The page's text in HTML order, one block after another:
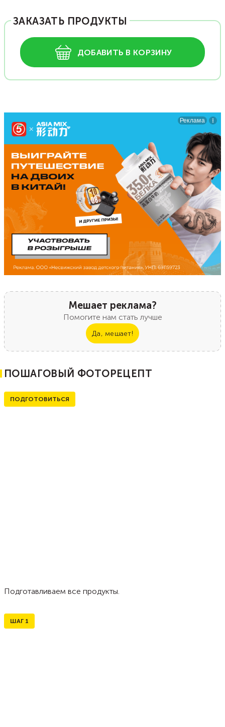
ЗАКАЗАТЬ ПРОДУКТЫ
ДОБАВИТЬ В КОРЗИНУ
Мешает реклама?
Помогите нам стать лучше
Да, мешает!
ПОШАГОВЫЙ ФОТОРЕЦЕПТ
ПОДГОТОВИТЬСЯ
Подготавливаем все продукты.
ШАГ 1